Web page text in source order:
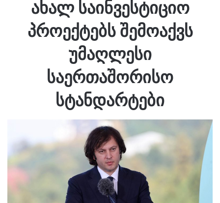
ახალ საინვესტიციო
პროექტებს შემოაქვს
უმაღლესი
საერთაშორისო
სტანდარტები